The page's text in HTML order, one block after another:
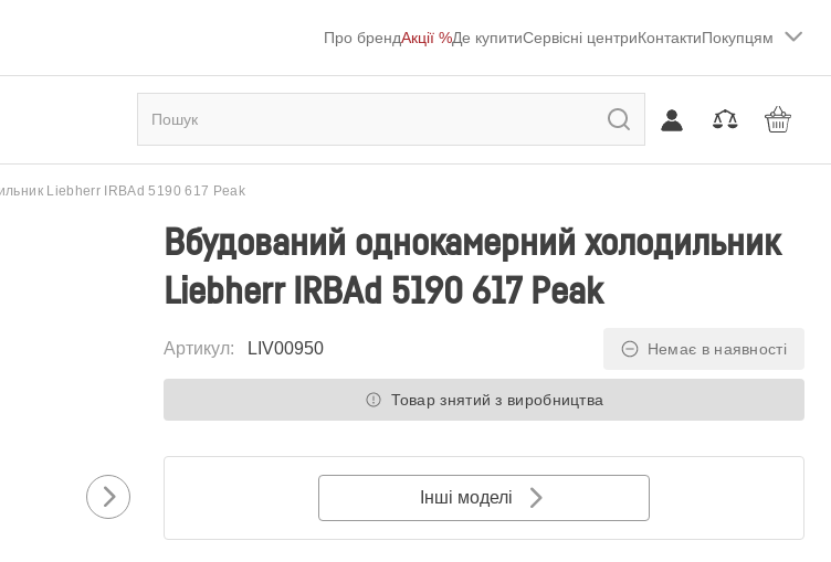
Про брендАкції %Де купитиСервісні центриКонтактиПокупцям
Liebherr IRBAd 5190 617 Peak
Вбудований однокамерний холодильник
Liebherr IRBAd 5190 617 Peak
Артикул: LIV00950 Немає в наявності
Товар знятий з виробництва
Інші моделі